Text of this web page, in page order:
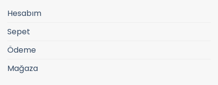
Hesabım
Sepet
Ödeme
Mağaza